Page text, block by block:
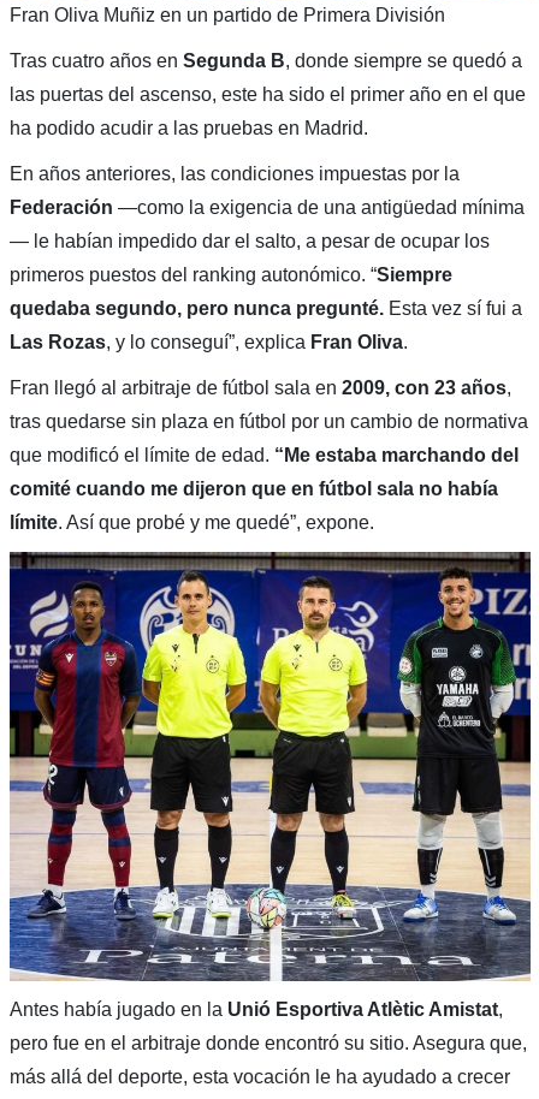
Fran Oliva Muñiz en un partido de Primera División
Tras cuatro años en Segunda B, donde siempre se quedó a
las puertas del ascenso, este ha sido el primer año en el que
ha podido acudir a las pruebas en Madrid.
En años anteriores, las condiciones impuestas por la
Federación —como la exigencia de una antigüedad mínima
— le habían impedido dar el salto, a pesar de ocupar los
primeros puestos del ranking autonómico. “Siempre
quedaba segundo, pero nunca pregunté.Esta vez sí fui a
Las Rozas, y lo conseguí”, explica Fran Oliva.
Fran llegó al arbitraje de fútbol sala en 2009, con 23 años,
tras quedarse sin plaza en fútbol por un cambio de normativa
que modificó el límite de edad. “Me estaba marchando del
comité cuando me dijeron que en fútbol sala no había
límite. Así que probé y me quedé”, expone.
Antes había jugado en la Unió Esportiva Atlètic Amistat,
pero fue en el arbitraje donde encontró su sitio. Asegura que,
más allá del deporte, esta vocación le ha ayudado a crecer